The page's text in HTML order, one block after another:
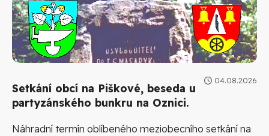
04.08.2026
Setkání obcí na Piškové, beseda u
partyzánského bunkru na Oznici.
Náhradní termín oblíbeného meziobecního setkání na